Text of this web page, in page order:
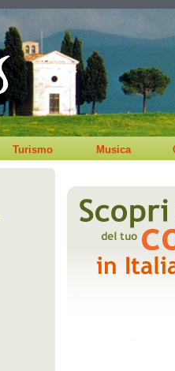
Turismo Musica